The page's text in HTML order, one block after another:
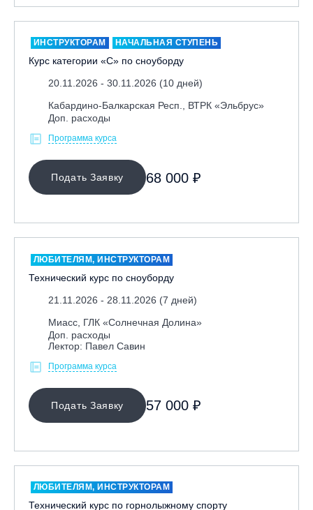
ИНСТРУКТОРАМ НАЧАЛЬНАЯ СТУПЕНЬ
Курс категории «С» по сноуборду
20.11.2026 - 30.11.2026 (10 дней)
Кабардино-Балкарская Респ., ВТРК «Эльбрус»
Доп. расходы
Программа курса
Подать Заявку 68 000 ₽
ЛЮБИТЕЛЯМ, ИНСТРУКТОРАМ
Технический курс по сноуборду
21.11.2026 - 28.11.2026 (7 дней)
Миасс, ГЛК «Солнечная Долина»
Доп. расходы
Лектор: Павел Савин
Программа курса
Подать Заявку 57 000 ₽
ЛЮБИТЕЛЯМ, ИНСТРУКТОРАМ
Технический курс по горнолыжному спорту